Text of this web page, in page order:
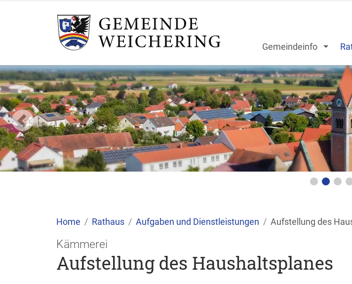
Gemeindeinfo
Home Rathaus Aufgaben und Dienstleistungen Aufstellung des
Kämmerei
Aufstellung des Haushaltsplanes